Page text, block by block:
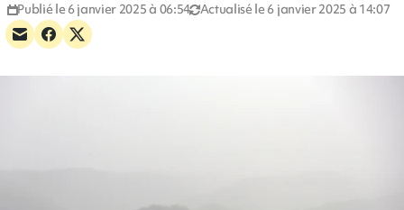
Publié le 6 janvier 2025 à 06:54 Actualisé le 6 janvier 2025 à 14:07